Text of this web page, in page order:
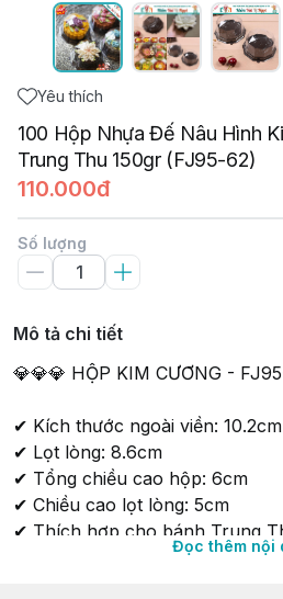
Yêu thích
100 Hộp Nhựa Đế Nâu Hình
Trung Thu 150gr (FJ95-62)
110.000đ
Số lượng
Mô tả chi tiết
💎💎💎 HỘP KIM CƯƠNG -
✔ Kích thước ngoài viền: 10.2cm
✔ Lọt lòng: 8.6cm
✔ Tổng chiều cao hộp: 6cm
✔ Chiều cao lọt lòng: 5cm
✔ Thích hợp cho bánh Trung
Đọc thêm nội